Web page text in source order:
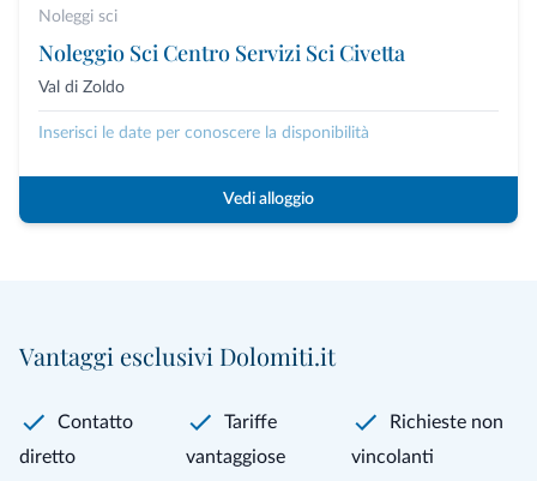
Noleggi sci
Noleggio Sci Centro Servizi Sci Civetta
Val di Zoldo
Inserisci le date per conoscere la disponibilità
Vedi alloggio
Vantaggi esclusivi Dolomiti.it
Contatto
diretto
Tariffe
vantaggiose
Richieste non
vincolanti